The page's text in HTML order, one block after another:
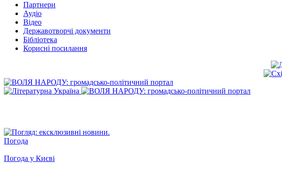
Партнери
Аудіо
Відео
Державотворчі документи
Бібліотека
Корисні посилання
Погода
Погода у Києві